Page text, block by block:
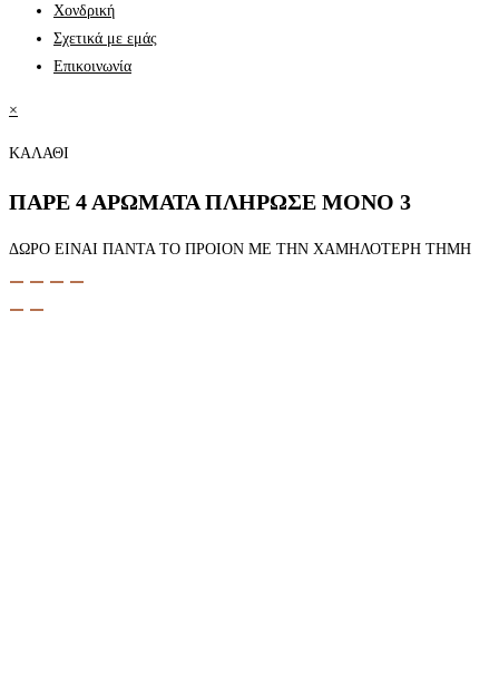
Χονδρική
Σχετικά με εμάς
Επικοινωνία
×
ΚΑΛΑΘΙ
ΠΑΡΕ 4 ΑΡΩΜΑΤΑ ΠΛΗΡΩΣΕ ΜΟΝΟ 3
ΔΩΡΟ ΕΙΝΑΙ ΠΑΝΤΑ ΤΟ ΠΡΟΙΟΝ ΜΕ ΤΗΝ ΧΑΜΗΛΟΤΕΡΗ ΤΗΜΗ